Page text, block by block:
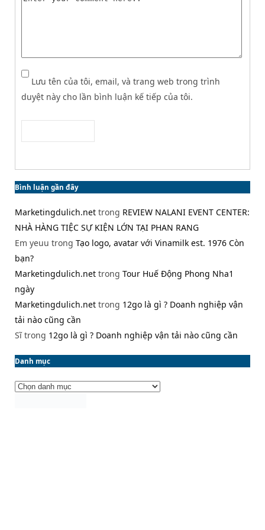
Lưu tên của tôi, email, và trang web trong trình
duyệt này cho lần bình luận kế tiếp của tôi.
Bình luận gần đây
Marketingdulich.net trong REVIEW NALANI EVENT CENTER:
NHÀ HÀNG TIỆC SỰ KIỆN LỚN TẠI PHAN RANG
Em yeuu trong Tạo logo, avatar với Vinamilk est. 1976 Còn
bạn?
Marketingdulich.net trong Tour Huế Động Phong Nha1
ngày
Marketingdulich.net trong 12go là gì ? Doanh nghiệp vận
tải nào cũng cần
Sĩtrong 12go là gì ? Doanh nghiệp vận tải nào cũng cần
Danh mục
Danh